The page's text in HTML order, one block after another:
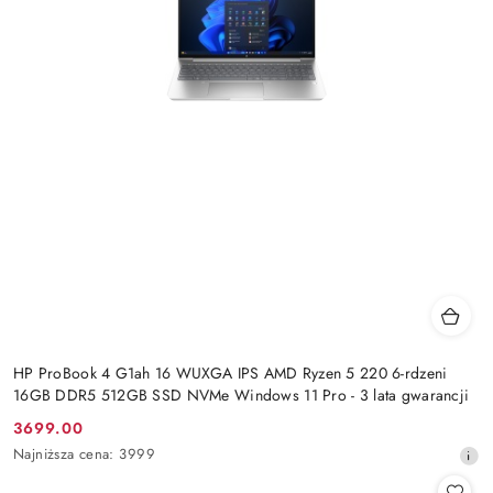
HP ProBook 4 G1ah 16 WUXGA IPS AMD Ryzen 5 220 6-rdzeni
16GB DDR5 512GB SSD NVMe Windows 11 Pro - 3 lata gwarancji
Cena
promocyjna:
3699.00
Najniższa
Najniższa cena: 3999